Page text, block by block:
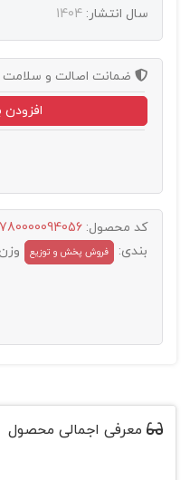
سال انتشار: 1404
ضمانت اصالت و سلامت
کد محصول:
بندی:
فروش پخش و توزيع
معرفی اجمالی محصول